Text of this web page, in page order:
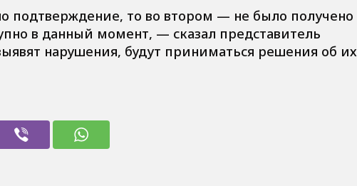
подтверждение, то во втором — не было получено
в данный момент, — сказал представитель
нарушения, будут приниматься решения об их